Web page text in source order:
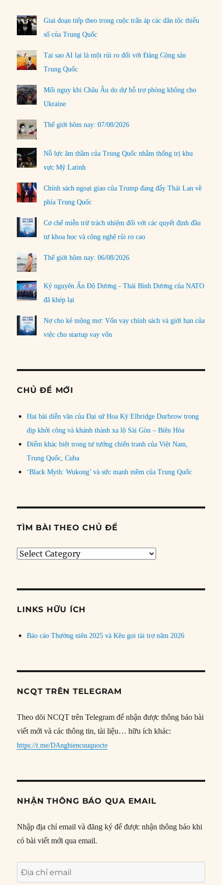
Giai đoạn tiếp theo trong cuộc trấn áp các dân tộc thiểu
số của Trung Quốc
Tại sao AI lại là một rủi ro đối với Đảng Cộng sản
Trung Quốc
Mối nguy khi Châu Âu do dự hỗ trợ phòng không cho
Ukraine
Thế giới hôm nay: 07/08/2026
Nỗ lực âm thầm của Trung Quốc nhằm thống trị khu
vực Mỹ Latinh
Chính sách ngoại giao của Trump đang đẩy Thái Lan về
phía Trung Quốc
Cơ chế miễn trừ trách nhiệm đối với các quyết định đầu
tư khoa học và công nghệ rủi ro cao
Thế giới hôm nay: 06/08/2026
Kỷ nguyên Ấn Độ Dương - Thái Bình Dương của NATO
đã khép lại
Nợ cho kẻ mộng mơ: Vốn vay chính sách và giới hạn của
việc cho startup vay vốn
CHỦ ĐỀ MỚI
Hai bài diễn văn của Đại sứ Hoa Kỳ Elbridge Durbrow trong
dịp khởi công và khánh thành xa lộ Sài Gòn – Biên Hòa
Điểm khác biệt trong tư tưởng chiến tranh của Việt Nam,
Trung Quốc, Cuba
‘Black Myth: Wukong’ và sức mạnh mềm của Trung Quốc
TÌM BÀI THEO CHỦ ĐỀ
Tìm
đề
LINKS HỮU ÍCH
Báo cáo Thường niên 2025 và Kêu gọi tài trợ năm 2026
NCQT TRÊN TELEGRAM
Theo dõi NCQT trên Telegram để nhận được thông báo bài
viết mới và các thông tin, tài liệu… hữu ích khác:
https://t.me/DAnghiencuuquocte
NHẬN THÔNG BÁO QUA EMAIL
Nhập địa chỉ email và đăng ký để được nhận thông báo khi
có bài viết mới qua email.
Địa
chỉ